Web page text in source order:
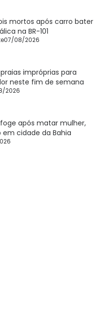
mortos após carro bater
na BR-101
07/08/2026
impróprias para
neste fim de semana
2026
após matar mulher,
cidade da Bahia